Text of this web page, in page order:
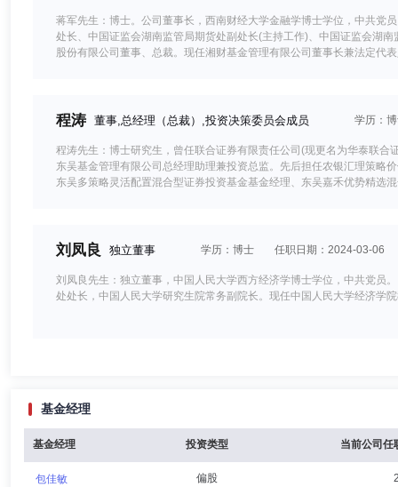
蒋军先生：博士。公司董事长，西南财经大学金融学博士学位，中共党
处长、中国证监会湖南监管局期货处副处长(主持工作)、中国证监会湖
股份有限公司董事、总裁。现任湘财基金管理有限公司董事长兼法定代
程涛 董事,总经理（总裁）,投资决策委员会成员 学历：
程涛先生：博士研究生，曾任联合证券有限责任公司(现更名为华泰联
东吴基金管理有限公司总经理助理兼投资总监。先后担任农银汇理策略
东吴多策略灵活配置混合型证券投资基金基金经理、东吴嘉禾优势精选
刘凤良 独立董事 学历：博士 任职日期：2024-03-06
刘凤良先生：独立董事，中国人民大学西方经济学博士学位，中共党员
处处长，中国人民大学研究生院常务副院长。现任中国人民大学经济学
吕静静女士：独立董事，经济学硕士，无党派人士。曾任浙江开放大学
基金经理
基金经理 投资类型 当前公司任
包佳敏 偏股